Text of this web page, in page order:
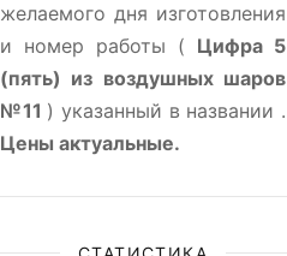
желаемого дня изготовления
и номер работы ( Цифра 5
(пять) из воздушных шаров
№11 ) указанный в названии .
Цены актуальные.